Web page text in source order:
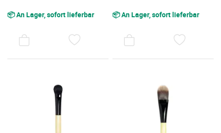
📦 An Lager, sofort lieferbar 📦 An Lager, sofort lieferbar